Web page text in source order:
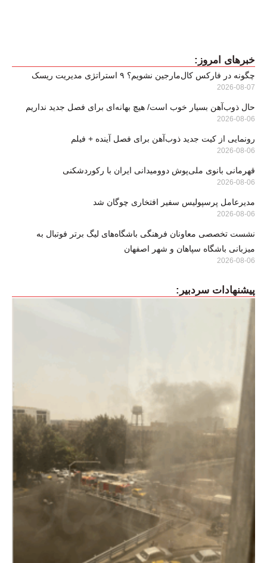
خبرهای امروز:
چگونه در فارکس کال‌مارجین نشویم؟ ۹ استراتژی مدیریت ریسک
2026-08-07
حال ذوب‌آهن بسیار خوب است/ هیچ بهانه‌ای برای فصل جدید نداریم
2026-08-06
رونمایی از کیت جدید ذوب‌آهن برای فصل آینده + فیلم
2026-08-06
قهرمانی بانوی ملی‌پوش دوومیدانی ایران با رکوردشکنی
2026-08-06
مدیرعامل پرسپولیس سفیر افتخاری چوگان شد
2026-08-06
نشست تخصصی معاونان فرهنگی باشگاه‌های لیگ برتر فوتبال به
میزبانی باشگاه سپاهان و شهر اصفهان
2026-08-06
پیشنهادات سردبیر: